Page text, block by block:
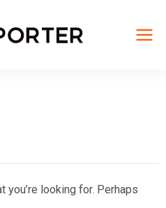
you’re looking for. Perhaps